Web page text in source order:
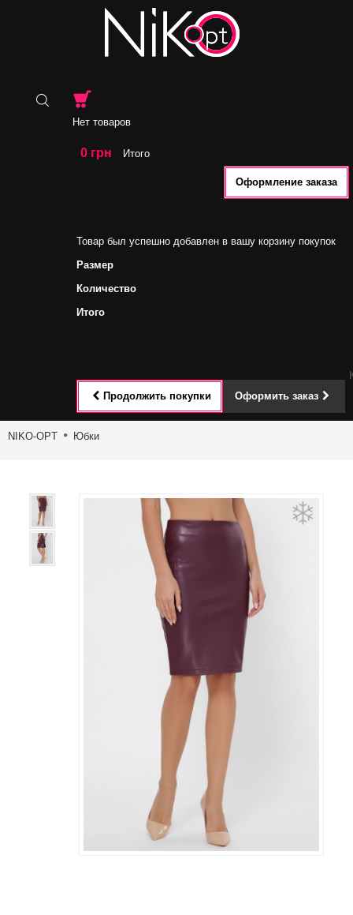
Нет товаров
0 грн Итого
Оформление заказа
Товар был успешно добавлен в вашу корзину покупок
Размер
Количество
Итого
Продолжить покупки Оформить заказ
Toggle
NIKO-OPT Юбки